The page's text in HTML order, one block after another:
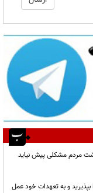
مردم مشکلی پیش نیاید
و به تعهدات خود عمل